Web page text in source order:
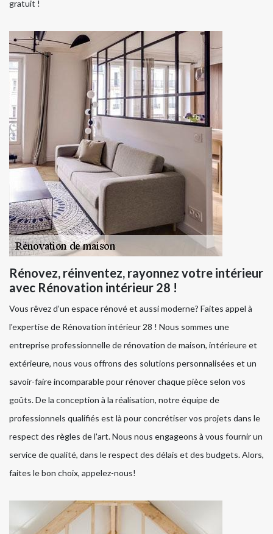
gratuit !
Rénovez, réinventez, rayonnez votre intérieur
avec Rénovation intérieur 28 !
Vous rêvez d’un espace rénové et aussi moderne? Faites appel à
l'expertise de Rénovation intérieur 28 ! Nous sommes une
entreprise professionnelle de rénovation de maison, intérieure et
extérieure, nous vous offrons des solutions personnalisées et un
savoir-faire incomparable pour rénover chaque pièce selon vos
goûts. De la conception à la réalisation, notre équipe de
professionnels qualifiés est là pour concrétiser vos projets dans le
respect des règles de l'art. Nous nous engageons à vous fournir un
service de qualité, dans le respect des délais et des budgets. Alors,
faites le bon choix, appelez-nous!